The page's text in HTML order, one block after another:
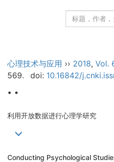
心理技术与应用 ›› 2018, Vol.
569.
doi: 10.16842/
• •
利用开放数据进行心理学研究
Conducting Psychological